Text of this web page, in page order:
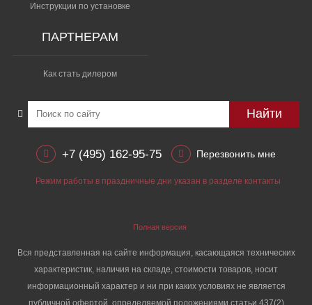
Инструкции по установке
ПАРТНЕРАМ
Как стать дилером
Найти
+7 (495) 162-95-75 Перезвонить мне
Режим работы в праздничные дни указан в разделе контакты
Полная версия
Вся представленная на сайте информация, касающаяся технических
характеристик, наличия на складе, стоимости товаров, носит
информационный характер и ни при каких условиях не является
публичной офертой, определяемой положениями статьи 437(2)